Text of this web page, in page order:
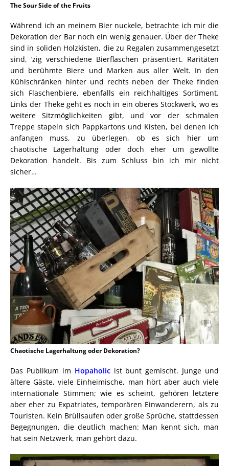
The Sour Side of the Fruits
Während ich an meinem Bier nuckele, betrachte ich mir die
Dekoration der Bar noch ein wenig genauer. Über der Theke
sind in soliden Holzkisten, die zu Regalen zusammengesetzt
sind, ‘zig verschiedene Bierflaschen präsentiert. Raritäten
und berühmte Biere und Marken aus aller Welt. In den
Kühlschränken hinter und rechts neben der Theke finden
sich Flaschenbiere, ebenfalls ein reichhaltiges Sortiment.
Links der Theke geht es noch in ein oberes Stockwerk, wo es
weitere Sitzmöglichkeiten gibt, und vor der schmalen
Treppe stapeln sich Pappkartons und Kisten, bei denen ich
anfangen muss, zu überlegen, ob es sich hier um
chaotische Lagerhaltung oder doch eher um gewollte
Dekoration handelt. Bis zum Schluss bin ich mir nicht
sicher…
Chaotische Lagerhaltung oder Dekoration?
Das Publikum im Hopaholicist bunt gemischt. Junge und
ältere Gäste, viele Einheimische, man hört aber auch viele
internationale Stimmen; wie es scheint, gehören letztere
aber eher zu Expatriates, temporären Einwanderern, als zu
Touristen. Kein Brüllsaufen oder große Sprüche, stattdessen
Begegnungen, die deutlich machen: Man kennt sich, man
hat sein Netzwerk, man gehört dazu.